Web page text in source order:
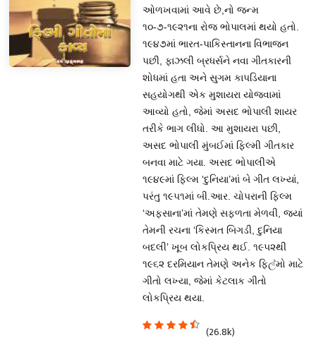
ઓળખવામાં આવે છે,નો જન્મ
૧૦-૭-૧૯૨૧ના રોજ ભોપાલમાં થયો હતો.
૧૯૪૭માં ભારત-પાકિસ્તાનના વિભાજન
પછી, ફાઝલી બ્રધર્સને નવા ગીતકારની
શોધમાં હતા અને સુગમ કાપડિયાના
સહયોગથી એક મુશાયરા યોજવામાં
આવ્યો હતો, જેમાં અસદ ભોપાલી શાયર
તરીકે ભાગ લીધો. આ મુશાયરા પછી,
અસદ ભોપાલી મુંબઈમાં ફિલ્મી ગીતકાર
બનવા માટે ગયા. અસદ ભોપાલીએ
૧૯૪૯માં ફિલ્મ ‘દુનિયા’માં બે ગીત લખ્યાં,
પરંતુ ૧૯૫૧માં બી.આર. ચોપરાની ફિલ્મ
‘અફસાના’માં તેમણે સફળતા મેળવી, જ્યાં
તેમની રચના ‘કિસ્મત બિગડી, દુનિયા
બદલી’ ખૂબ લોકપ્રિય થઈ. ૧૯૫૨થી
૧૯૬૨ દરમિયાન તેમણે અનેક ફિල්મો માટે
ગીતો લખ્યા, જેમાં કેટલાક ગીતો
લોકપ્રિય થયા.
(26.8k)